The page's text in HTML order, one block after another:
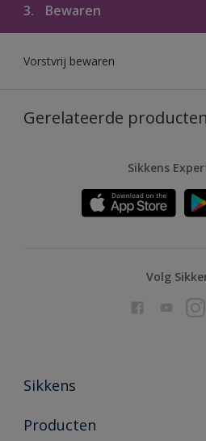
3. Bewaren
Vorstvrij bewaren
Gerelateerde producten
Sikkens
Volg
Sikkens
Over Sikkens
Producten